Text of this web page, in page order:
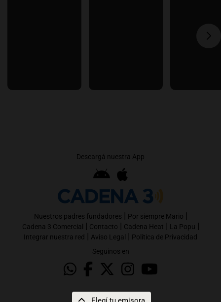
Descargá nuestra App
Nuestros padres fundadores | Por siempre Mario |
Cadena 3 Comercial | Contacto | Cadena Heat | La Popu |
Integrar nuestra red | Aviso Legal | Política de Privacidad
Seguinos en